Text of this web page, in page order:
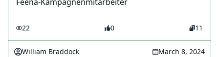
Feena-Kampagnenmitarbeiter
22 0 11
William Braddock March 8, 2024